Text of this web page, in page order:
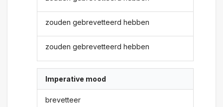
zouden gebrevetteerd hebben
zouden gebrevetteerd hebben
Imperative mood
brevetteer